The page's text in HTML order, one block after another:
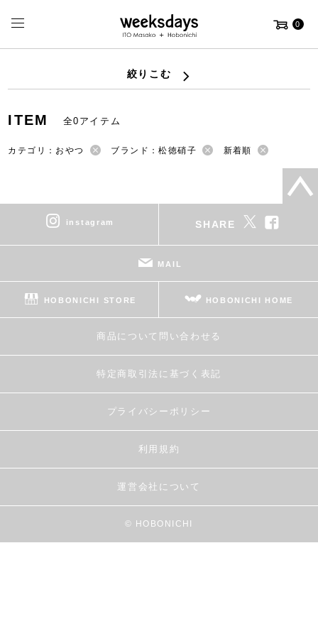
0
絞りこむ
ITEM 全0アイテム
カテゴリ：おやつ ブランド：松徳硝子 新着順
instagram SHARE
MAIL
HOBONICHI STORE HOBONICHI HOME
商品について問い合わせる
特定商取引法に基づく表記
プライバシーポリシー
利用規約
運営会社について
© HOBONICHI